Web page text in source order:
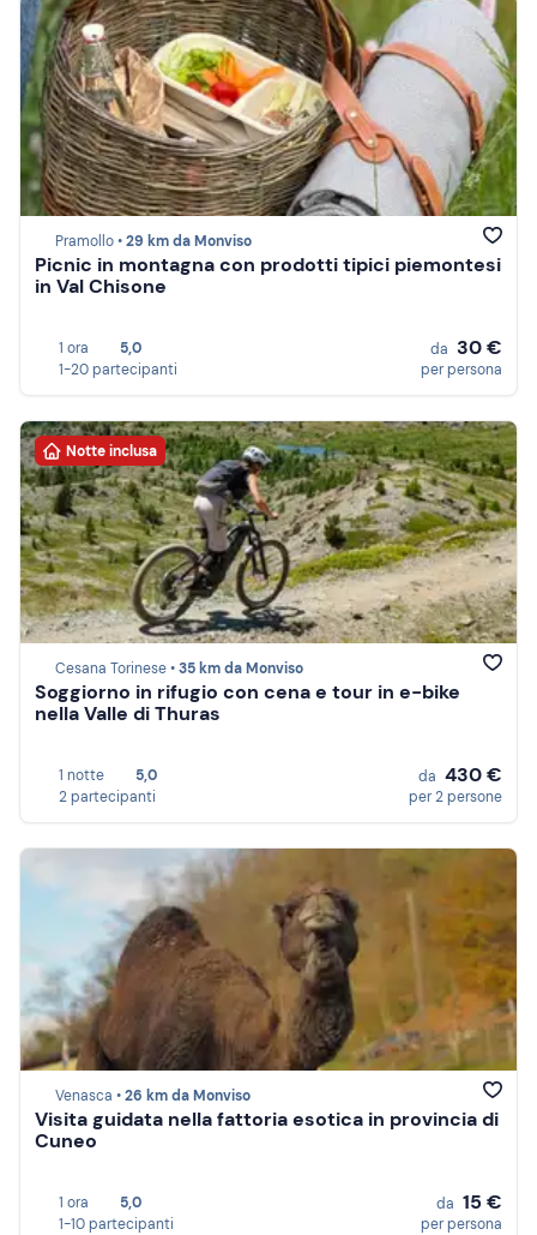
Pramollo •29 km da Monviso
Picnic in montagna con prodotti tipici piemontesi
in Val Chisone
1 ora
5,0
1-20 partecipanti
da 30 €
per persona
Notte inclusa
Cesana Torinese •35 km da Monviso
Soggiorno in rifugio con cena e tour in e-bike
nella Valle di Thuras
1 notte
5,0
2 partecipanti
da 430 €
per 2 persone
Venasca •26 km da Monviso
Visita guidata nella fattoria esotica in provincia di
Cuneo
1 ora
5,0
1-10 partecipanti
da 15 €
per persona